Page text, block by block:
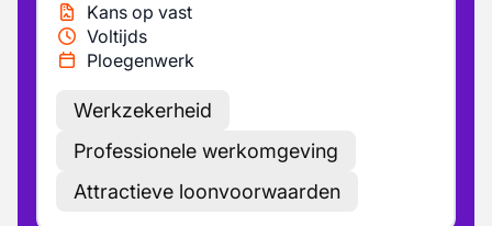
Kans op vast
Voltijds
Ploegenwerk
Werkzekerheid
Professionele werkomgeving
Attractieve loonvoorwaarden